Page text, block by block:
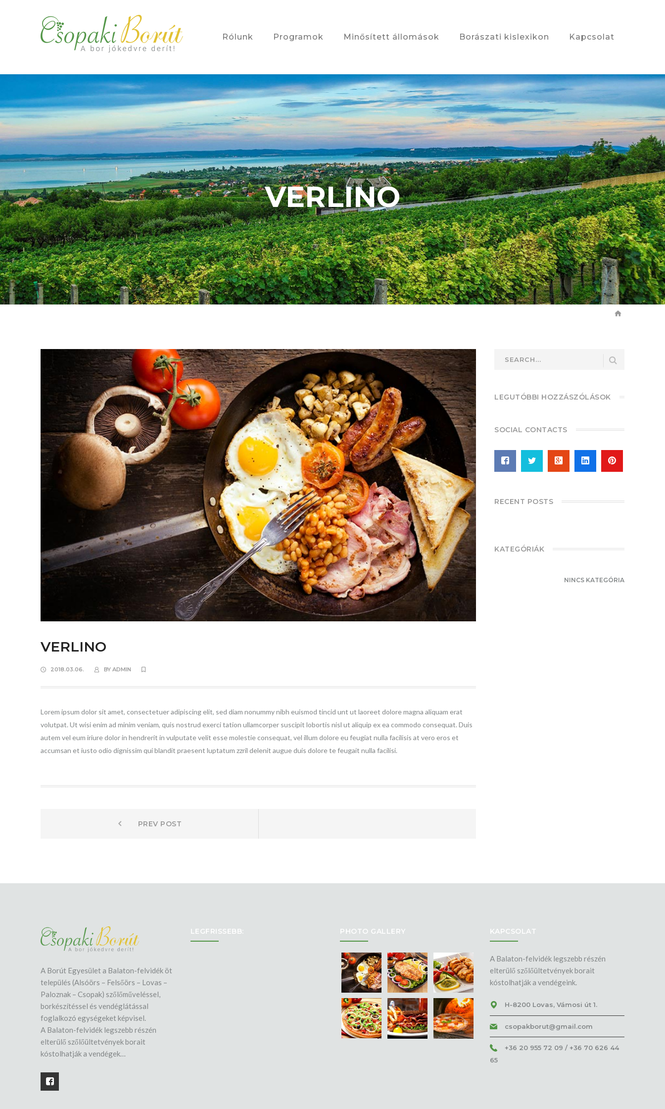
Rólunk Programok Minősített állomások Borászati kislexikon Kapcsolat
VERLINO
VERLINO
2018.03.06. BY ADMIN
Lorem ipsum dolor sit amet, consectetuer adipiscing elit, sed diam nonummy nibh euismod tincid unt ut laoreet dolore magna aliquam erat
volutpat. Ut wisi enim ad minim veniam, quis nostrud exerci tation ullamcorper suscipit lobortis nisl ut aliquip ex ea commodo consequat. Duis
autem vel eum iriure dolor in hendrerit in vulputate velit esse molestie consequat, vel illum dolore eu feugiat nulla facilisis at vero eros et
accumsan et iusto odio dignissim qui blandit praesent luptatum zzril delenit augue duis dolore te feugait nulla facilisi.
BejegyzésPREV POST
LEGUTÓBBI HOZZÁSZÓLÁSOK
SOCIAL CONTACTS
RECENT POSTS
KATEGÓRIÁK
NINCS KATEGÓRIA
A Borút Egyesület a Balaton-felvidék öt
település (Alsóörs – Felsőörs – Lovas –
Paloznak – Csopak) szőlőműveléssel,
borkészítéssel és vendéglátással
foglalkozó egységeket képvisel.
A Balaton-felvidék legszebb részén
elterülő szőlőültetvények borait
kóstolhatják a vendégek…
LEGFRISSEBB: PHOTO GALLERY KAPCSOLAT
A Balaton-felvidék legszebb részén
elterülő szőlőültetvények borait
kóstolhatják a vendégeink.
H-8200 Lovas, Vámosi út 1.
csopakborut@gmail.com
+36 20 955 72 09 / +36 70 626 44
65